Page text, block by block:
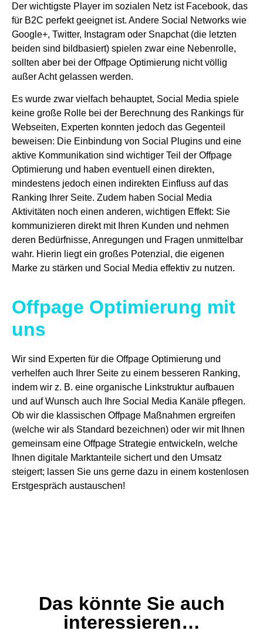
Der wichtigste Player im sozialen Netz ist Facebook, das
für B2C perfekt geeignet ist. Andere Social Networks wie
Google+, Twitter, Instagram oder Snapchat (die letzten
beiden sind bildbasiert) spielen zwar eine Nebenrolle,
sollten aber bei der Offpage Optimierung nicht völlig
außer Acht gelassen werden.
Es wurde zwar vielfach behauptet, Social Media spiele
keine große Rolle bei der Berechnung des Rankings für
Webseiten, Experten konnten jedoch das Gegenteil
beweisen: Die Einbindung von Social Plugins und eine
aktive Kommunikation sind wichtiger Teil der Offpage
Optimierung und haben eventuell einen direkten,
mindestens jedoch einen indirekten Einfluss auf das
Ranking Ihrer Seite. Zudem haben Social Media
Aktivitäten noch einen anderen, wichtigen Effekt: Sie
kommunizieren direkt mit Ihren Kunden und nehmen
deren Bedürfnisse, Anregungen und Fragen unmittelbar
wahr. Hierin liegt ein großes Potenzial, die eigenen
Marke zu stärken und Social Media effektiv zu nutzen.
Offpage Optimierung mit
uns
Wir sind Experten für die Offpage Optimierung und
verhelfen auch Ihrer Seite zu einem besseren Ranking,
indem wir z. B. eine organische Linkstruktur aufbauen
und auf Wunsch auch Ihre Social Media Kanäle pflegen.
Ob wir die klassischen Offpage Maßnahmen ergreifen
(welche wir als Standard bezeichnen) oder wir mit Ihnen
gemeinsam eine Offpage Strategie entwickeln, welche
Ihnen digitale Marktanteile sichert und den Umsatz
steigert; lassen Sie uns gerne dazu in einem kostenlosen
Erstgespräch austauschen!
Das könnte Sie auch
interessieren…